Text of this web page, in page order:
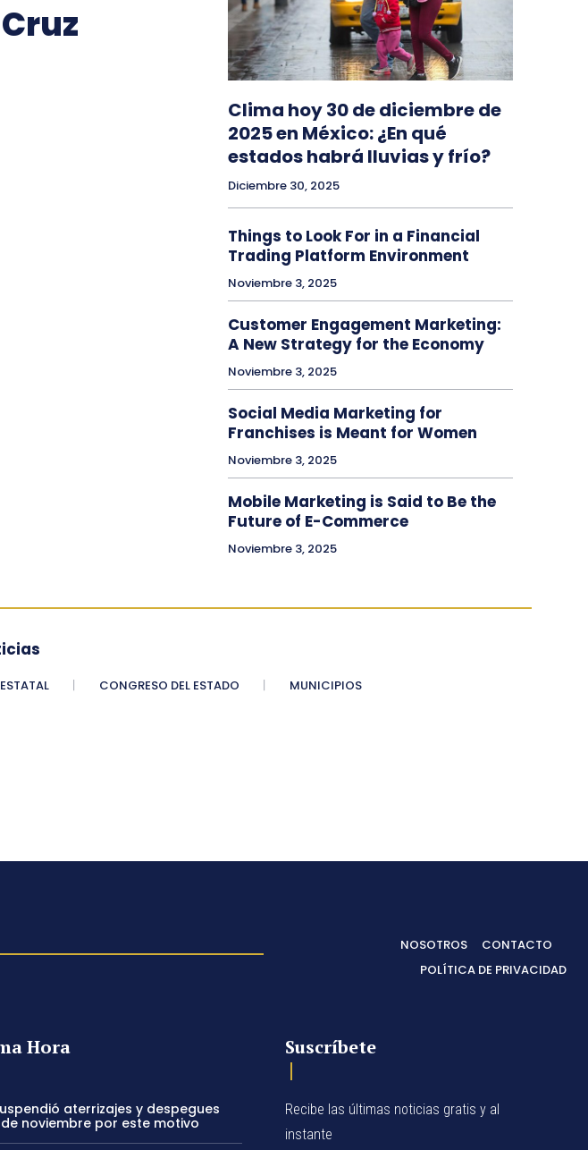
Clima hoy 30 de diciembre de
2025 en México: ¿En qué
estados habrá lluvias y frío?
Diciembre 30, 2025
Things to Look For in a Financial
Trading Platform Environment
Noviembre 3, 2025
Customer Engagement Marketing:
A New Strategy for the Economy
Noviembre 3, 2025
Social Media Marketing for
Franchises is Meant for Women
Noviembre 3, 2025
Mobile Marketing is Said to Be the
Future of E-Commerce
Noviembre 3, 2025
ESTATAL CONGRESO DEL ESTADO MUNICIPIOS
NOSOTROS
CONTACTO
POLÍTICA DE PRIVACIDAD
Hora
aterrizajes y despegues
de noviembre por este motivo
Suscríbete
Recibe las últimas noticias gratis y al
instante